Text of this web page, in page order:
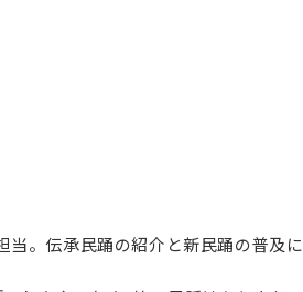
当。伝承民踊の紹介と新民踊の普及に